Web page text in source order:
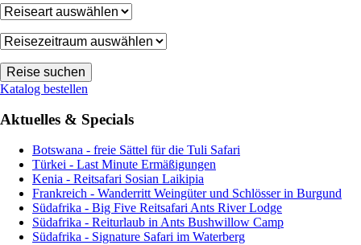
Katalog bestellen
Aktuelles & Specials
Botswana - freie Sättel für die Tuli Safari
Türkei - Last Minute Ermäßigungen
Kenia - Reitsafari Sosian Laikipia
Frankreich - Wanderritt Weingüter und Schlösser in Burgund
Südafrika - Big Five Reitsafari Ants River Lodge
Südafrika - Reiturlaub in Ants Bushwillow Camp
Südafrika - Signature Safari im Waterberg